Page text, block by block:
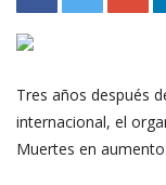
Tres años después
internacional, el
Muertes en aumento.